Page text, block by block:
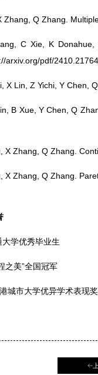
Zhang, Q Zhang.
C Xie, K Donahue,
arxiv.org/pdf/2410.21764.
X Lin, Z Yichi, Y Chen,
B Xue, Y Chen, Q
X Zhang, Q Zhang.
X Zhang, Q Zhang.
学优秀毕业生
之美”全国冠军
城市大学优异学术表现奖